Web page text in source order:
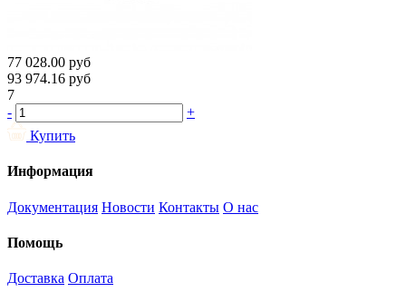
77 028.00 руб
93 974.16 руб
7
-
+
Купить
Информация
Документация Новости Контакты О нас
Помощь
Доставка Оплата